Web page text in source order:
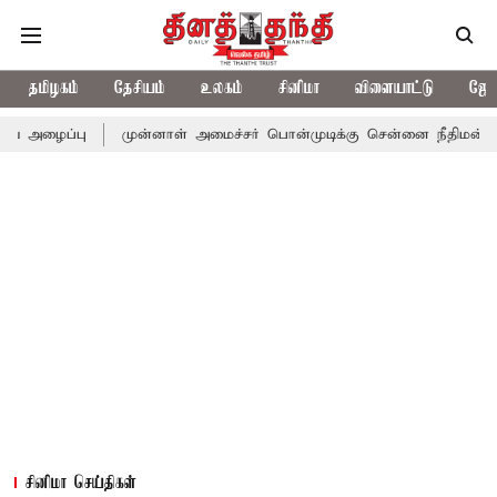
தமிழகம் தேசியம் உலகம் சினிமா விளையாட்டு
முன்னாள் அமைச்சர் பொன்முடிக்கு சென்னை நீதிமன்றம்
சினிமா செய்திகள்